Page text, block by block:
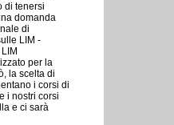
di tenersi
domanda
di
LIM -
per la
la scelta di
i corsi di
i nostri corsi
e ci sarà